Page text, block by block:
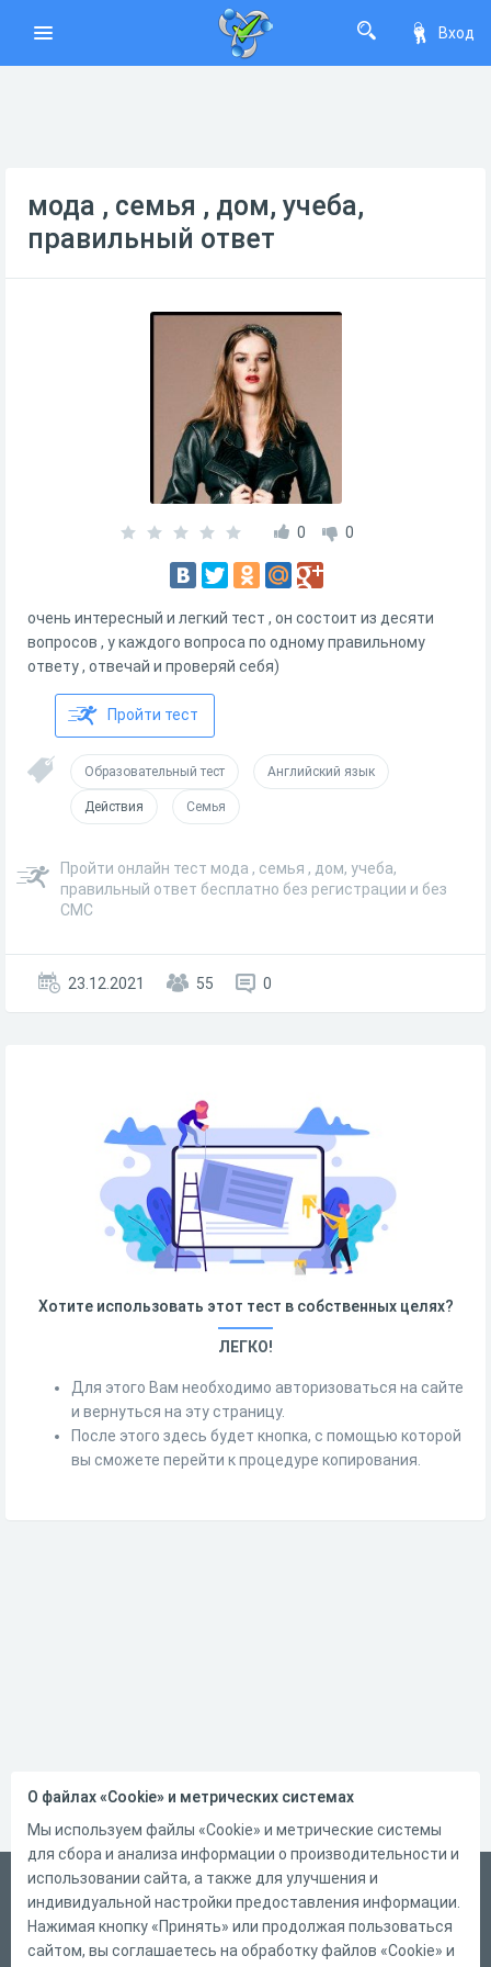
Вход
мода , семья , дом, учеба,
правильный ответ
0 0
очень интересный и легкий тест , он состоит из десяти
вопросов , у каждого вопроса по одному правильному
ответу , отвечай и проверяй себя)
Пройти тест
Образовательный тест Английский язык
Действия Семья
Пройти онлайн тест мода , семья , дом, учеба,
правильный ответ бесплатно без регистрации и без
СМС
23.12.2021 55 0
Хотите использовать этот тест в собственных целях?
ЛЕГКО!
Для этого Вам необходимо авторизоваться на сайте
и вернуться на эту страницу.
После этого здесь будет кнопка, с помощью которой
вы сможете перейти к процедуре копирования.
Русский
Справка
Форма обратной связи
О файлах «Cookie» и метрических системах
Мы используем файлы «Cookie» и метрические системы
для сбора и анализа информации о производительности и
использовании сайта, а также для улучшения и
индивидуальной настройки предоставления информации.
Нажимая кнопку «Принять» или продолжая пользоваться
сайтом, вы соглашаетесь на обработку файлов «Cookie» и